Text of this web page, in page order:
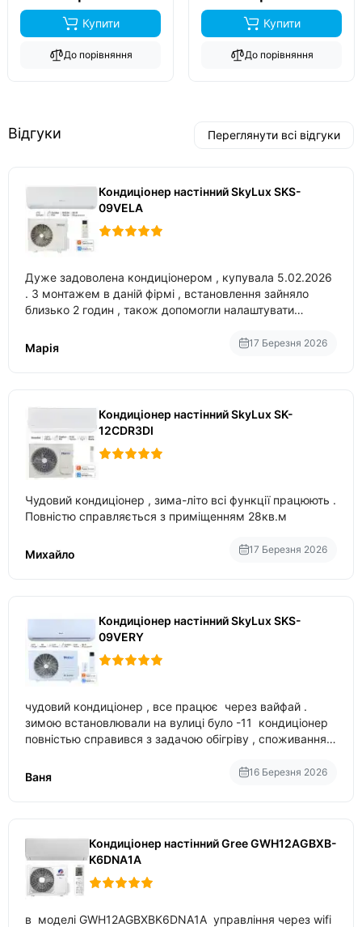
Купити
До порівняння
Купити
До порівняння
Відгуки Переглянути всі відгуки
Кондиціонер настінний SkyLux SKS-
09VELA
Дуже задоволена кондиціонером , купувала 5.02.2026
. З монтажем в даній фірмі , встановлення зайняло
близько 2 годин , також допомогли налаштувати
Марія
17 Березня 2026
Кондиціонер настінний SkyLux SK-
12CDR3DI
Чудовий кондиціонер , зима-літо всі функції працюють .
Повністю справляється з приміщенням 28кв.м
Михайло 17 Березня 2026
Кондиціонер настінний SkyLux SKS-
09VERY
чудовий кондиціонер , все працює через вайфай .
зимою встановлювали на вулиці було -11 кондиціонер
повністью справився з задачою обігріву , споживання
температури
Ваня 16 Березня 2026
Кондиціонер настінний Gree GWH12AGBXB-
K6DNA1A
в моделі GWH12AGBXBK6DNA1A управління через wifi